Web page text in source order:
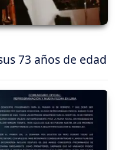
73 años de edad